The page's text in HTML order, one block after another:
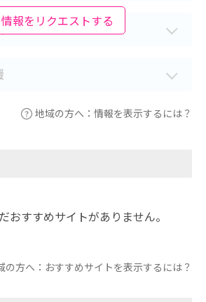
情報をリクエストする
地域の方へ：情報を表示するには？
おすすめサイトがありません。
の方へ：おすすめサイトを表示するには？